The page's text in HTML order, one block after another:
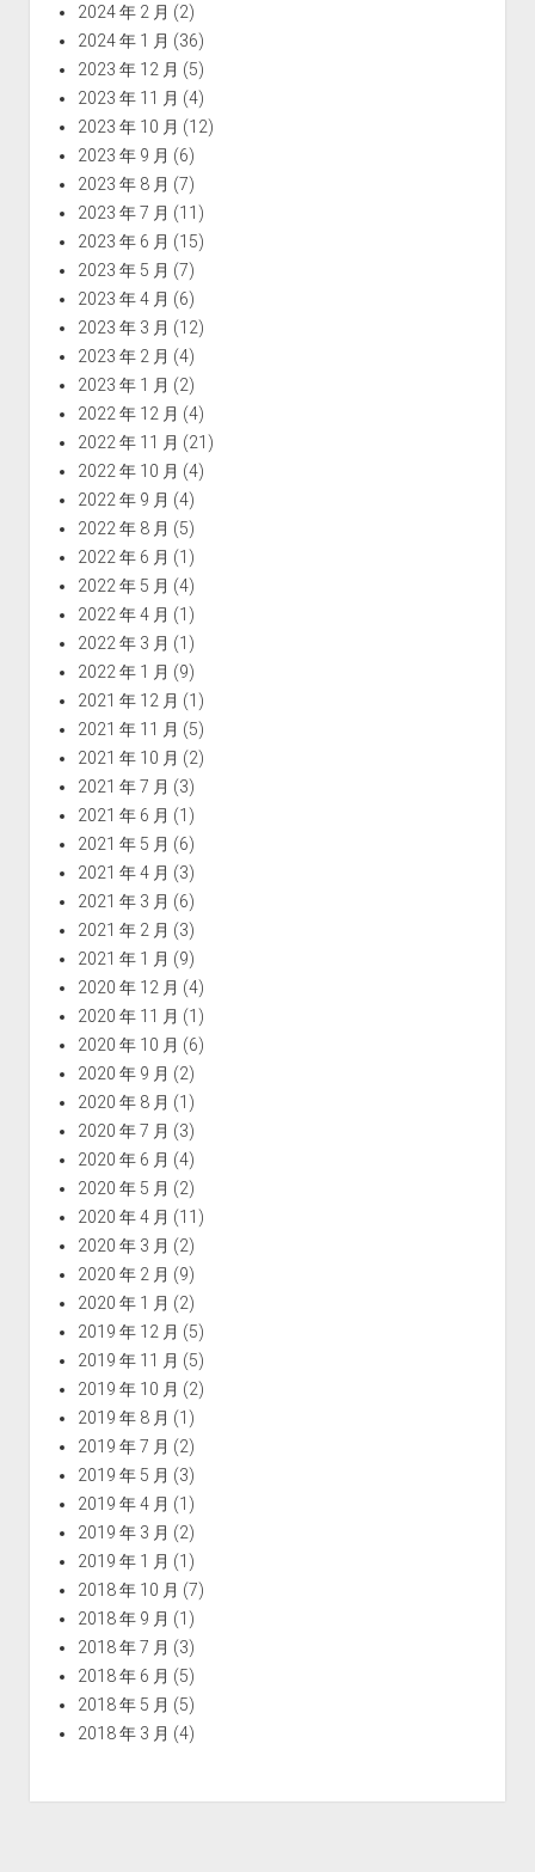
2024 年 2 月 (2)
2024 年 1 月 (36)
2023 年 12 月 (5)
2023 年 11 月 (4)
2023 年 10 月 (12)
2023 年 9 月 (6)
2023 年 8 月 (7)
2023 年 7 月 (11)
2023 年 6 月 (15)
2023 年 5 月 (7)
2023 年 4 月 (6)
2023 年 3 月 (12)
2023 年 2 月 (4)
2023 年 1 月 (2)
2022 年 12 月 (4)
2022 年 11 月 (21)
2022 年 10 月 (4)
2022 年 9 月 (4)
2022 年 8 月 (5)
2022 年 6 月 (1)
2022 年 5 月 (4)
2022 年 4 月 (1)
2022 年 3 月 (1)
2022 年 1 月 (9)
2021 年 12 月 (1)
2021 年 11 月 (5)
2021 年 10 月 (2)
2021 年 7 月 (3)
2021 年 6 月 (1)
2021 年 5 月 (6)
2021 年 4 月 (3)
2021 年 3 月 (6)
2021 年 2 月 (3)
2021 年 1 月 (9)
2020 年 12 月 (4)
2020 年 11 月 (1)
2020 年 10 月 (6)
2020 年 9 月 (2)
2020 年 8 月 (1)
2020 年 7 月 (3)
2020 年 6 月 (4)
2020 年 5 月 (2)
2020 年 4 月 (11)
2020 年 3 月 (2)
2020 年 2 月 (9)
2020 年 1 月 (2)
2019 年 12 月 (5)
2019 年 11 月 (5)
2019 年 10 月 (2)
2019 年 8 月 (1)
2019 年 7 月 (2)
2019 年 5 月 (3)
2019 年 4 月 (1)
2019 年 3 月 (2)
2019 年 1 月 (1)
2018 年 10 月 (7)
2018 年 9 月 (1)
2018 年 7 月 (3)
2018 年 6 月 (5)
2018 年 5 月 (5)
2018 年 3 月 (4)